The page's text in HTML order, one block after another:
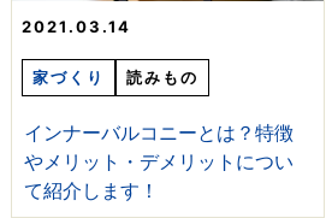
2021.03.14
家づくり 読みもの
インナーバルコニーとは？特徴
やメリット・デメリットについ
て紹介します！